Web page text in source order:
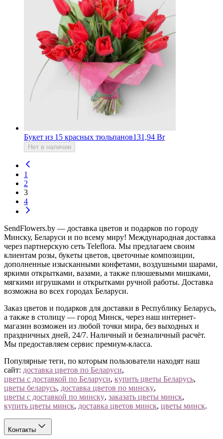
Букет из 15 красных тюльпанов131,94 Br
Нет в наличии
1
2
3
4
SendFlowers.by — доставка цветов и подарков по городу
Минску, Беларуси и по всему миру! Международная доставка
через партнерскую сеть Teleflora. Мы предлагаем своим
клиентам розы, букеты цветов, цветочные композиции,
дополненные изысканными конфетами, воздушными шарами,
яркими открытками, вазами, а также плюшевыми мишками,
мягкими игрушками и открытками ручной работы. Доставка
возможна во всех городах Беларуси.
Заказ цветов и подарков для доставки в Республику Беларусь,
а также в столицу — город Минск, через наш интернет-
магазин возможен из любой точки мира, без выходных и
праздничных дней, 24/7. Наличный и безналичный расчёт.
Мы предоставляем сервис премиум-класса.
Популярные теги, по которым пользователи находят наш
сайт: доставка цветов по Беларуси,
цветы с доставкой по Беларуси, купить цветы Беларусь,
цветы беларусь, доставка цветов по минску,
цветы с доставкой по минску, заказать цветы минск,
купить цветы минск, доставка цветов минск, цветы минск.
Контакты